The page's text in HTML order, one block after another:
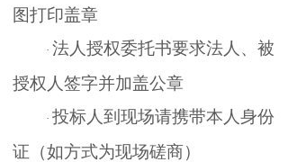
图打印盖章
· 法人授权委托书要求法人、被
授权人签字并加盖公章
· 投标人到现场请携带本人身份
证（如方式为现场磋商）